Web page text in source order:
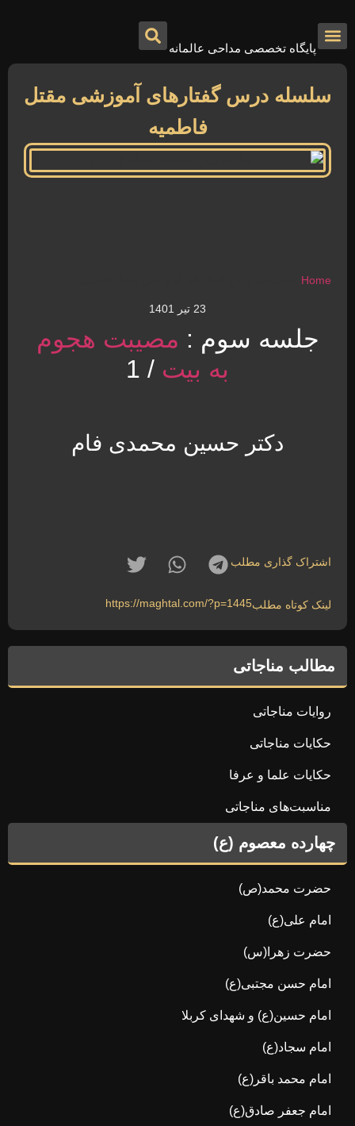
مطالب مناجاتی
روایات مناجاتی
حکایات مناجاتی
حکایات علما و عرفا
مناسبت‌های مناجاتی
چهارده معصوم (ع)
حضرت محمد(ص)
امام علی(ع)
حضرت زهرا(س)
امام حسن مجتبی(ع)
امام حسین(ع) و شهدای کربلا
امام سجاد(ع)
امام محمد باقر(ع)
امام جعفر صادق(ع)
پایگاه تخصصی مداحی عالمانه
سلسله درس گفتارهای آموزشی مقتل
فاطمیه
Home
23 تیر 1401
جلسه سوم : مصیبت هجوم
به بیت / 1
دکتر حسین محمدی فام
اشتراک گذاری مطلب
لینک کوتاه مطلبhttps://maghtal.com/?p=1445